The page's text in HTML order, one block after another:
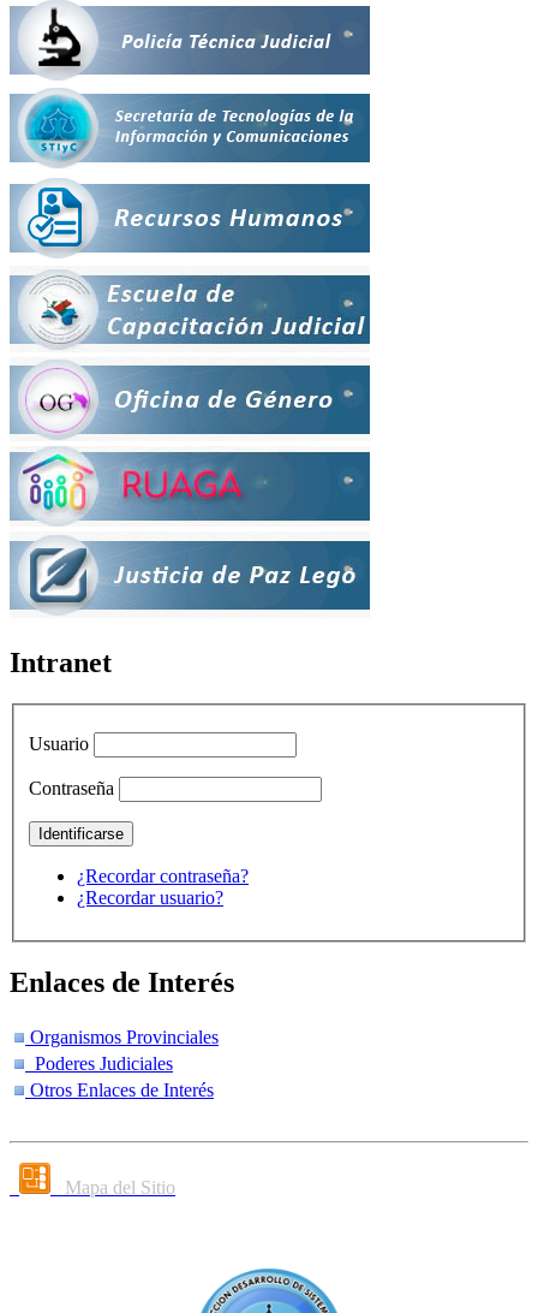
Intranet
Usuario
Contraseña
¿Recordar contraseña?
¿Recordar usuario?
Enlaces de Interés
Organismos Provinciales
Poderes Judiciales
Otros Enlaces de Interés
Mapa del Sitio